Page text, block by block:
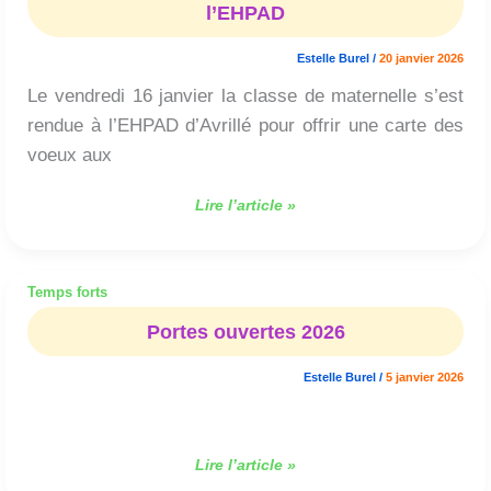
l’EHPAD
Estelle Burel / 20 janvier 2026
Le vendredi 16 janvier la classe de maternelle s’est
rendue à l’EHPAD d’Avrillé pour offrir une carte des
voeux aux
Lire l’article »
Temps forts
Portes ouvertes 2026
Estelle Burel / 5 janvier 2026
Lire l’article »